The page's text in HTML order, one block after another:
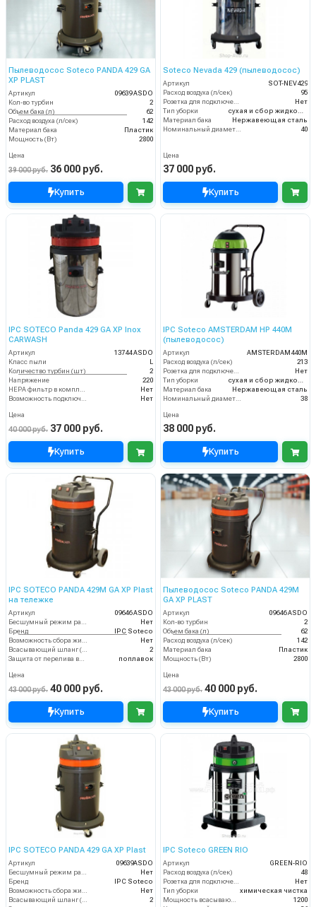
Пылеводосос Soteco PANDA 429 GA
XP PLAST
Артикул
09639 ASDO
Кол-во турбин
2
Объем бака (л)
62
Расход воздуха (л/сек)
142
Материал бака
Пластик
Мощность (Вт)
2800
Цена
39 000 руб. 36 000 руб.
Купить
Soteco Nevada 429 (пылеводосос)
Артикул
SOT-NEV429
Расход воздуха (л/сек)
95
Нет
Тип уборки
Материал бака
Нержавеющая сталь
40
Цена
37 000 руб.
Купить
IPC SOTECO Panda 429 GA XP Inox
CARWASH
Артикул
13744 ASDO
Класс пыли
L
Количество турбин (шт)
2
Напряжение
220
HEPA фильтр в комплекте
Нет
Возможность подключения электрощетки
Нет
Цена
40 000 руб. 37 000 руб.
Купить
IPC Soteco AMSTERDAM HP 440M
(пылеводосос)
Артикул
AMSTERDAM440M
Расход воздуха (л/сек)
213
Розетка для подключения инструмента
Нет
Тип уборки
сухая и сбор жидкостей
Материал бака
Нержавеющая сталь
Номинальный диаметр принадлежностей (мм)
38
Цена
38 000 руб.
Купить
IPC SOTECO PANDA 429M GA XP Plast
на тележке
Артикул
09646 ASDO
Нет
Бренд
IPC Soteco
Нет
2
поплавок
Цена
43 000 руб. 40 000 руб.
Купить
Пылеводосос Soteco PANDA 429M
GA XP PLAST
Артикул
09646 ASDO
Кол-во турбин
2
Объем бака (л)
62
Расход воздуха (л/сек)
142
Материал бака
Пластик
Мощность (Вт)
2800
Цена
43 000 руб. 40 000 руб.
Купить
IPC SOTECO PANDA 429 GA XP Plast
Артикул
09639ASDO
Нет
Бренд
IPC Soteco
Нет
2
IPC Soteco GREEN RIO
Артикул
GREEN-RIO
Расход воздуха (л/сек)
48
Нет
Тип уборки
химическая чистка
1200